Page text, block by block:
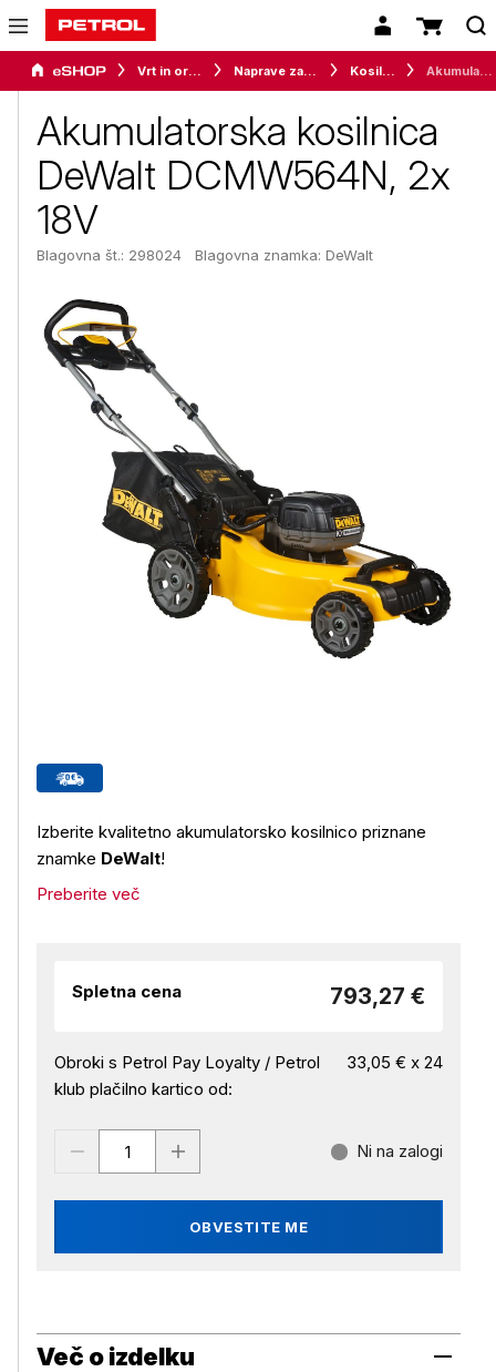
Vrt in orodje Naprave za vrt in okolico Kosilnice
Akumulatorska kosilnica
DeWalt DCMW564N, 2x
18V
Blagovna št.: 298024 Blagovna znamka: DeWalt
Izberite kvalitetno akumulatorsko kosilnico priznane
znamke DeWalt!
Preberite več
Spletna cena 793,27 €
Obroki s Petrol Pay Loyalty / Petrol
klub plačilno kartico od:
33,05 € x 24
OBVESTITE ME
Ni na zalogi
Več o izdelku